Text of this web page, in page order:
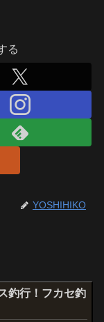
る
YOSHIHIKO
釣行！フカセ釣